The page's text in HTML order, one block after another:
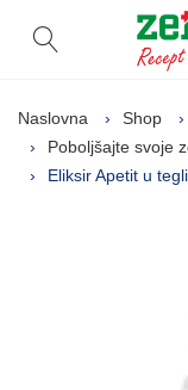
Otvori
Naslovna Shop
Poboljšajte svoje
Eliksir Apetit u